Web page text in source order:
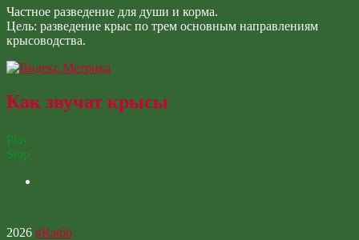
Частное разведение для души и корма.
Цель: разведение крыс по трем основным направлениям
крысоводства.
Как звучат крысы
Play
Stop
2026 #Rat66